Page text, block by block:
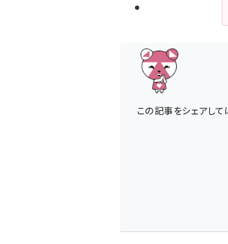
この記事をシェアして